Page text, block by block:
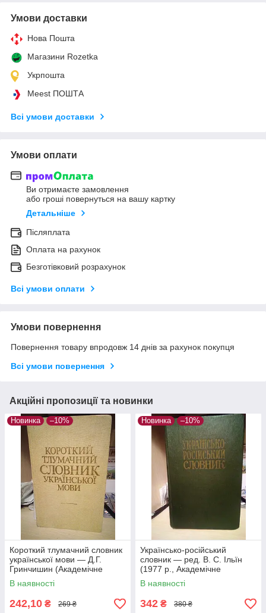
Умови доставки
Нова Пошта
Магазини Rozetka
Укрпошта
Meest ПОШТА
Всі умови доставки
Умови оплати
Ви отримаєте замовлення
або гроші повернуться на вашу картку
Детальніше
Післяплата
Оплата на рахунок
Безготівковий розрахунок
Всі умови оплати
Умови повернення
Повернення товару впродовж 14 днів за рахунок покупця
Всі умови повернення
Акційні пропозиції та новинки
Новинка –10%
Короткий тлумачний словник
української мови — Д.Г.
Гринчишин (Академічне
видання, тверда обкладинка)
В наявності
242,10 ₴ 269 ₴
Новинка –10%
Українсько-російський
словник — ред. В. С. Ільїн
(1977 р., Академічне
видання, Тверда обкладинка)
В наявності
342 ₴ 380 ₴